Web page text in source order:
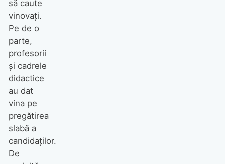
să caute
vinovaţi.
Pe de o
parte,
profesorii
şi cadrele
didactice
au dat
vina pe
pregătirea
slabă a
candidaţilor.
De